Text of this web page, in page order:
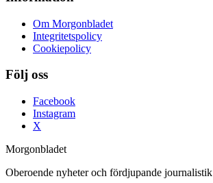
Om Morgonbladet
Integritetspolicy
Cookiepolicy
Följ oss
Facebook
Instagram
X
Morgonbladet
Oberoende nyheter och fördjupande journalistik